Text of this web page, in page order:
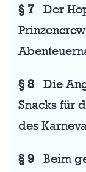
§ 7 Der
§ 8 Die
Snacks für
des
§ 9
Beim